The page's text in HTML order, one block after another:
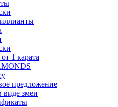
1 карата
предложение
виде змеи